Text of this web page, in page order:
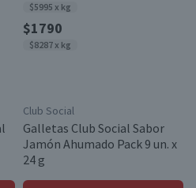
$5995 x kg
$1790
$8287 x kg
Club Social
Galletas Club Social Sabor
Jamón Ahumado Pack 9 un. x
24 g